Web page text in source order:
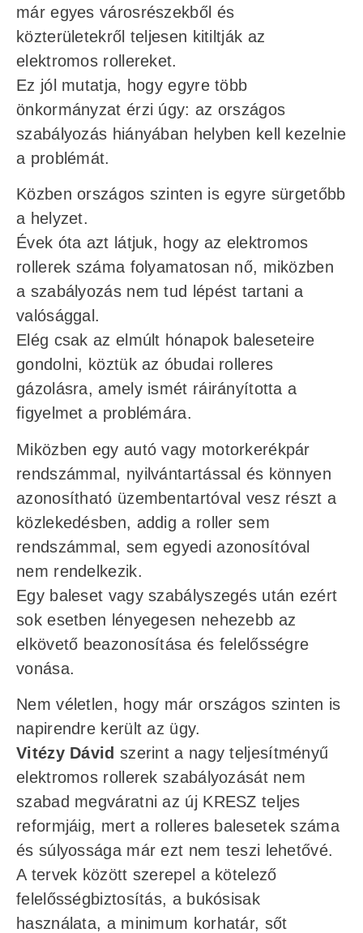
már egyes városrészekből és
közterületekről teljesen kitiltják az
elektromos rollereket.
Ez jól mutatja, hogy egyre több
önkormányzat érzi úgy: az országos
szabályozás hiányában helyben kell kezelnie
a problémát.
Közben országos szinten is egyre sürgetőbb
a helyzet.
Évek óta azt látjuk, hogy az elektromos
rollerek száma folyamatosan nő, miközben
a szabályozás nem tud lépést tartani a
valósággal.
Elég csak az elmúlt hónapok baleseteire
gondolni, köztük az óbudai rolleres
gázolásra, amely ismét ráirányította a
figyelmet a problémára.
Miközben egy autó vagy motorkerékpár
rendszámmal, nyilvántartással és könnyen
azonosítható üzembentartóval vesz részt a
közlekedésben, addig a roller sem
rendszámmal, sem egyedi azonosítóval
nem rendelkezik.
Egy baleset vagy szabályszegés után ezért
sok esetben lényegesen nehezebb az
elkövető beazonosítása és felelősségre
vonása.
Nem véletlen, hogy már országos szinten is
napirendre került az ügy.
Vitézy Dávid szerint a nagy teljesítményű
elektromos rollerek szabályozását nem
szabad megváratni az új KRESZ teljes
reformjáig, mert a rolleres balesetek száma
és súlyossága már ezt nem teszi lehetővé.
A tervek között szerepel a kötelező
felelősségbiztosítás, a bukósisak
használata, a minimum korhatár, sőt